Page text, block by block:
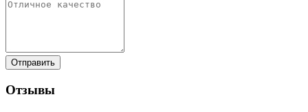
Отправить
Отзывы